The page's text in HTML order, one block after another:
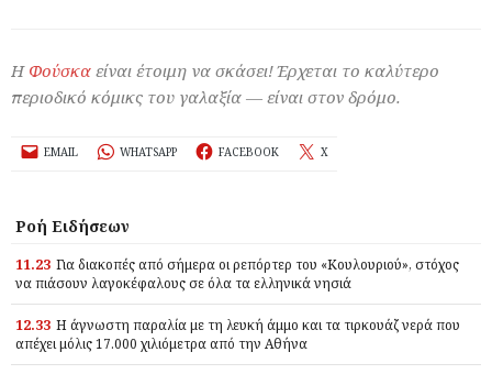
Η Φούσκα είναι έτοιμη να σκάσει! Έρχεται το καλύτερο
περιοδικό κόμικς του γαλαξία — είναι στον δρόμο.
EMAIL WHATSAPP FACEBOOK X
Ροή Ειδήσεων
11.23 Για διακοπές από σήμερα οι ρεπόρτερ του «Κουλουριού», στόχος
να πιάσουν λαγοκέφαλους σε όλα τα ελληνικά νησιά
12.33 Η άγνωστη παραλία με τη λευκή άμμο και τα τιρκουάζ νερά που
απέχει μόλις 17.000 χιλιόμετρα από την Αθήνα